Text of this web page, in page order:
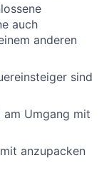
auch
anderen
sind
am Umgang mit
anzupacken